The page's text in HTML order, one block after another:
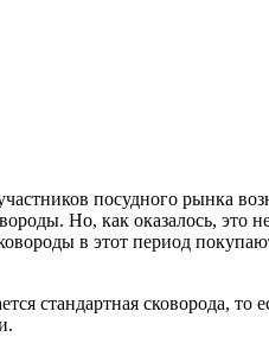
посудного рынка
Но, как оказалось, это
в этот период
стандартная сковорода,